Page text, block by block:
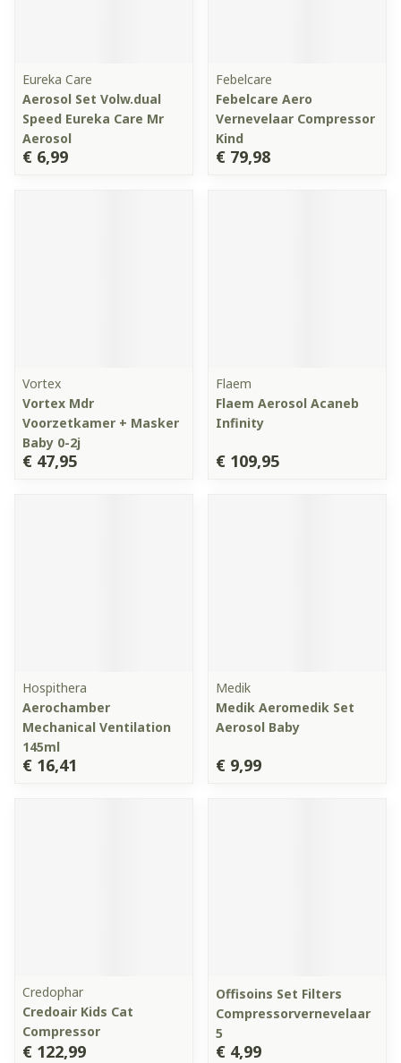
Eureka Care
Aerosol Set Volw.dual
Speed Eureka Care Mr
Aerosol
€ 6,99
Febelcare
Febelcare Aero
Vernevelaar Compressor
Kind
€ 79,98
Vortex
Vortex Mdr
Voorzetkamer + Masker
Baby 0-2j
€ 47,95
Flaem
Flaem Aerosol Acaneb
Infinity
€ 109,95
Hospithera
Aerochamber
Mechanical Ventilation
145ml
€ 16,41
Medik
Medik Aeromedik Set
Aerosol Baby
€ 9,99
Credophar
Credoair Kids Cat
Compressor
€ 122,99
Offisoins Set Filters
Compressorvernevelaar
5
€ 4,99